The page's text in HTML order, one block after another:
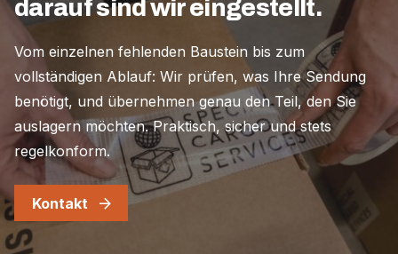
darauf sind wir eingestellt.
Vom einzelnen fehlenden Baustein bis zum
vollständigen Ablauf: Wir prüfen, was Ihre Sendung
benötigt, und übernehmen genau den Teil, den Sie
auslagern möchten. Praktisch, sicher und stets
regelkonform.
Kontakt